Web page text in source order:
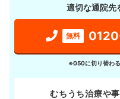
適切な通院先
無料
※050に切り替わる
むちうち治療や